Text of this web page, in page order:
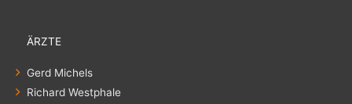
ÄRZTE
Gerd Michels
Richard Westphale